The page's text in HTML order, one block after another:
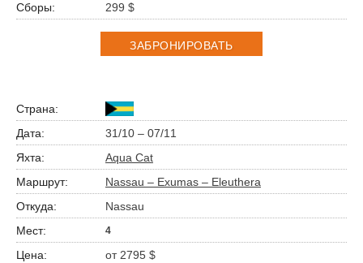
299 $
ЗАБРОНИРОВАТЬ
31/10 – 07/11
Aqua Cat
Nassau – Exumas – Eleuthera
Nassau
4
от 2795 $